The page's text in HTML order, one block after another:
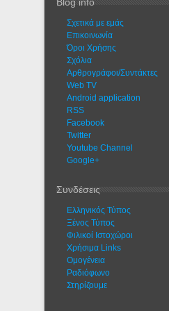
Blog info
Σχετικά με εμάς
Eπικοινωνία
Όροι Χρήσης
Σχόλια
Αρθρογράφοι/Συντάκτες
Web TV
Android application
RSS
Facebook
Twitter
Youtube Channel
Google+
Συνδέσεις
Ελληνικός Τύπος
Ξένος Τύπος
Φιλικοί Ιστοχώροι
Χρήσιμα Links
Ομογένεια
Ραδιόφωνο
Στηρίζουμε